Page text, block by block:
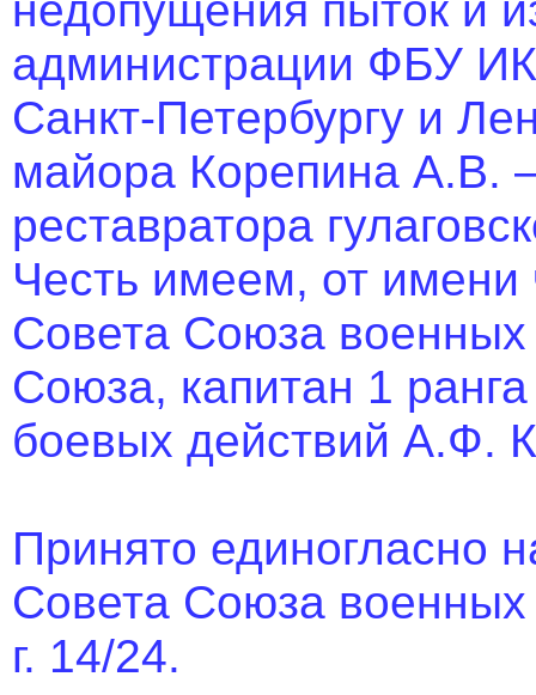
администрации ФБУ
Санкт-Петербургу и
майора Корепина А.В. –
реставратора
Честь имеем, от имени
Совета Союза
Союза, капитан 1 ранга
боевых действий А.Ф.
Принято единогласно
Совета Союза военных
г. 14/24.